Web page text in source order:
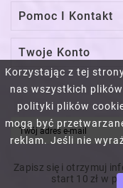
Korzystając z tej
nas wszystkich
polityki plików
mogą być
reklam. Jeśli nie
Pomoc I Kontakt
Twoje Konto
Zapisz się i otrzymuj
start 10 zł w